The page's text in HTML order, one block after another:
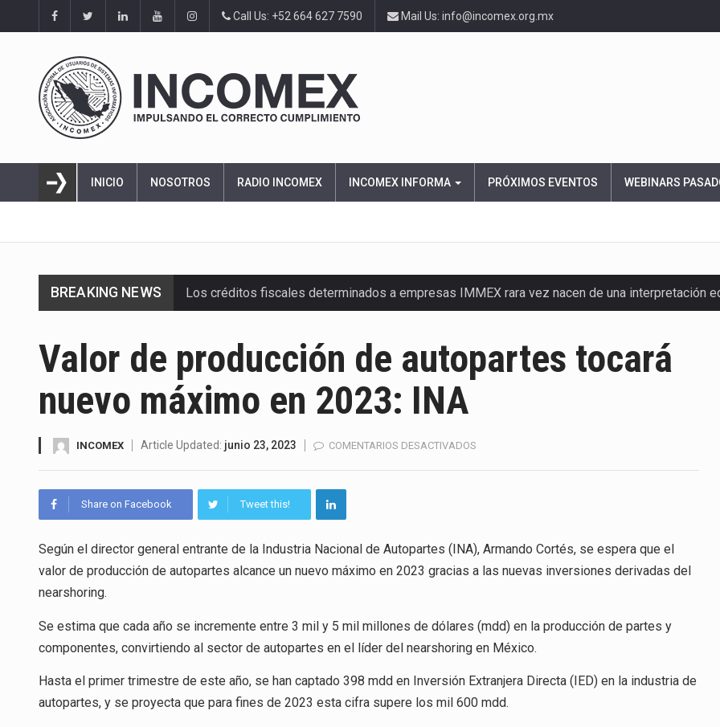
Call Us: +52 664 627 7590 Mail Us: info@incomex.org.mx
INICIO NOSOTROS RADIO INCOMEX INCOMEX INFORMA PRÓXIMOS EVENTOS WEBINARS
BREAKING NEWS Los créditos fiscales determinados a empresas IMMEX rara vez nacen de una interpretación
La inversión fija bruta en México registró un aumento de 1.1% interanual en mayo de…
El gobierno de Estados Unidos anunciará un arancel del 15 % sobre los productos fabricados…
El Departamento de Agricultura de Estados Unidos (USDA) suspendió el 5 de agosto de 2026…
La industria manufacturera de exportación afiliada a Index en Nuevo León ha alcanzado hasta
El Tribunal Federal de Justicia Administrativa (TFJA), a través de su Segunda Sala Regional en…
Valor de producción de autopartes tocará
nuevo máximo en 2023: INA
INCOMEX Article Updated: junio 23, 2023 COMENTARIOS DESACTIVADOS
TOCARÁ
NUEVO
INA
Share on Facebook Tweet this!
Según el director general entrante de la Industria Nacional de Autopartes (INA), Armando Cortés, se espera que el
valor de producción de autopartes alcance un nuevo máximo en 2023 gracias a las nuevas inversiones derivadas del
nearshoring.
Se estima que cada año se incremente entre 3 mil y 5 mil millones de dólares (mdd) en la producción de partes y
componentes, convirtiendo al sector de autopartes en el líder del nearshoring en México.
Hasta el primer trimestre de este año, se han captado 398 mdd en Inversión Extranjera Directa (IED) en la industria de
autopartes, y se proyecta que para fines de 2023 esta cifra supere los mil 600 mdd.